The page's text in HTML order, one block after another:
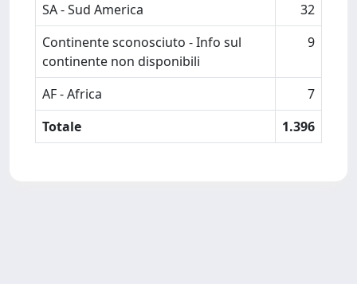
SA - Sud America
32
Continente sconosciuto - Info sul
continente non disponibili
9
AF - Africa
7
Totale
1.396